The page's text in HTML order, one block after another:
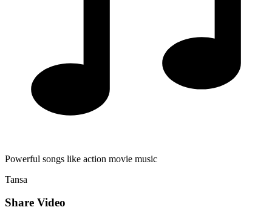
Powerful songs like action movie music
Tansa
Share Video